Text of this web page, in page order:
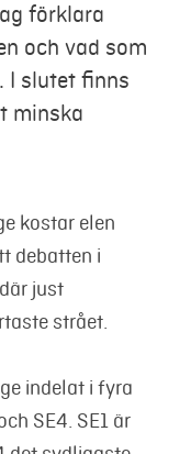
förklara
och vad som
I slutet finns
minska
kostar elen
debatten i
just
strået.
indelat i fyra
SE4. SE1 är